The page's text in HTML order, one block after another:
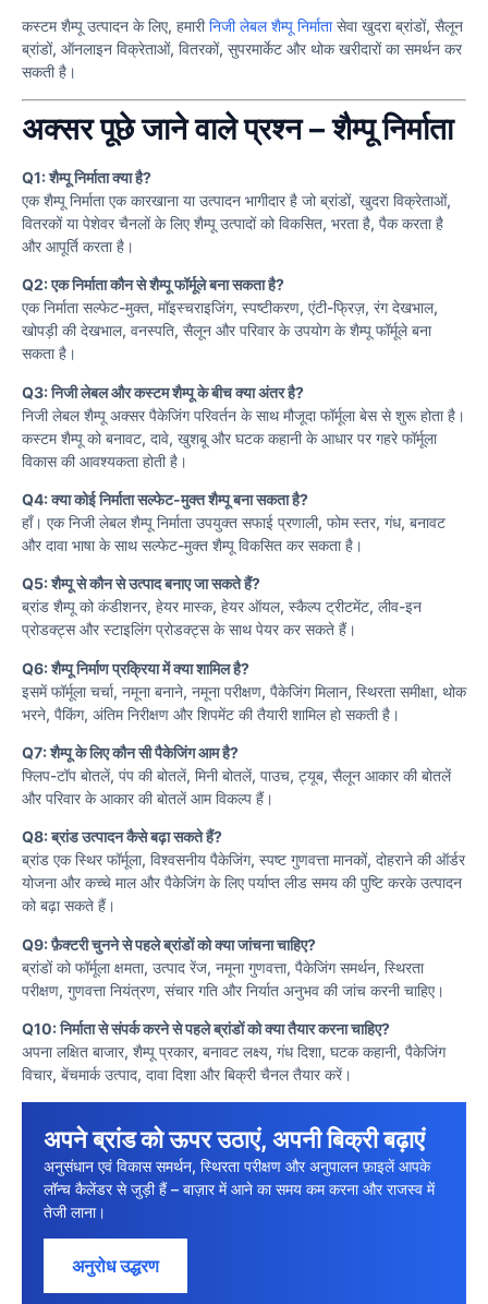
कस्टम शैम्पू उत्पादन के लिए, हमारीनिजी लेबल शैम्पू निर्मातासेवा खुदरा ब्रांडों, सैलून
ब्रांडों, ऑनलाइन विक्रेताओं, वितरकों, सुपरमार्केट और थोक खरीदारों का समर्थन कर
सकती है।
अक्सर पूछे जाने वाले प्रश्न – शैम्पू निर्माता
Q1: शैम्पू निर्माता क्या है?
एक शैम्पू निर्माता एक कारखाना या उत्पादन भागीदार है जो ब्रांडों, खुदरा विक्रेताओं,
वितरकों या पेशेवर चैनलों के लिए शैम्पू उत्पादों को विकसित, भरता है, पैक करता है
और आपूर्ति करता है।
Q2: एक निर्माता कौन से शैम्पू फॉर्मूले बना सकता है?
एक निर्माता सल्फेट-मुक्त, मॉइस्चराइजिंग, स्पष्टीकरण, एंटी-फ्रिज़, रंग देखभाल,
खोपड़ी की देखभाल, वनस्पति, सैलून और परिवार के उपयोग के शैम्पू फॉर्मूले बना
सकता है।
Q3: निजी लेबल और कस्टम शैम्पू के बीच क्या अंतर है?
निजी लेबल शैम्पू अक्सर पैकेजिंग परिवर्तन के साथ मौजूदा फॉर्मूला बेस से शुरू होता है।
कस्टम शैम्पू को बनावट, दावे, खुशबू और घटक कहानी के आधार पर गहरे फॉर्मूला
विकास की आवश्यकता होती है।
Q4: क्या कोई निर्माता सल्फेट-मुक्त शैम्पू बना सकता है?
हाँ। एक निजी लेबल शैम्पू निर्माता उपयुक्त सफाई प्रणाली, फोम स्तर, गंध, बनावट
और दावा भाषा के साथ सल्फेट-मुक्त शैम्पू विकसित कर सकता है।
Q5: शैम्पू से कौन से उत्पाद बनाए जा सकते हैं?
ब्रांड शैम्पू को कंडीशनर, हेयर मास्क, हेयर ऑयल, स्कैल्प ट्रीटमेंट, लीव-इन
प्रोडक्ट्स और स्टाइलिंग प्रोडक्ट्स के साथ पेयर कर सकते हैं।
Q6: शैम्पू निर्माण प्रक्रिया में क्या शामिल है?
इसमें फॉर्मूला चर्चा, नमूना बनाने, नमूना परीक्षण, पैकेजिंग मिलान, स्थिरता समीक्षा, थोक
भरने, पैकिंग, अंतिम निरीक्षण और शिपमेंट की तैयारी शामिल हो सकती है।
Q7: शैम्पू के लिए कौन सी पैकेजिंग आम है?
फ्लिप-टॉप बोतलें, पंप की बोतलें, मिनी बोतलें, पाउच, ट्यूब, सैलून आकार की बोतलें
और परिवार के आकार की बोतलें आम विकल्प हैं।
Q8: ब्रांड उत्पादन कैसे बढ़ा सकते हैं?
ब्रांड एक स्थिर फॉर्मूला, विश्वसनीय पैकेजिंग, स्पष्ट गुणवत्ता मानकों, दोहराने की ऑर्डर
योजना और कच्चे माल और पैकेजिंग के लिए पर्याप्त लीड समय की पुष्टि करके उत्पादन
को बढ़ा सकते हैं।
Q9: फ़ैक्टरी चुनने से पहले ब्रांडों को क्या जांचना चाहिए?
ब्रांडों को फॉर्मूला क्षमता, उत्पाद रेंज, नमूना गुणवत्ता, पैकेजिंग समर्थन, स्थिरता
परीक्षण, गुणवत्ता नियंत्रण, संचार गति और निर्यात अनुभव की जांच करनी चाहिए।
Q10: निर्माता से संपर्क करने से पहले ब्रांडों को क्या तैयार करना चाहिए?
अपना लक्षित बाजार, शैम्पू प्रकार, बनावट लक्ष्य, गंध दिशा, घटक कहानी, पैकेजिंग
विचार, बेंचमार्क उत्पाद, दावा दिशा और बिक्री चैनल तैयार करें।
अपने ब्रांड को ऊपर उठाएं, अपनी बिक्री बढ़ाएं
अनुसंधान एवं विकास समर्थन, स्थिरता परीक्षण और अनुपालन फ़ाइलें आपके
लॉन्च कैलेंडर से जुड़ी हैं – बाज़ार में आने का समय कम करना और राजस्व में
तेजी लाना।
अनुरोध उद्धरण